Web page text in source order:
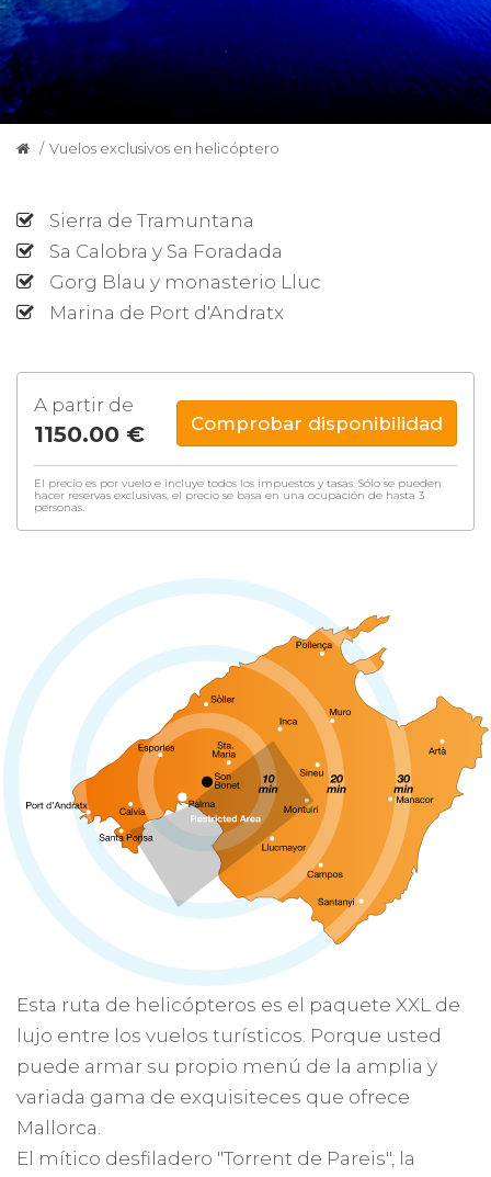
Vuelos exclusivos en helicóptero
Sierra de Tramuntana
Sa Calobra y Sa Foradada
Gorg Blau y monasterio Lluc
Marina de Port d'Andratx
A partir de
1150.00 € Comprobar disponibilidad
El precio es por vuelo e incluye todos los impuestos y tasas. Sólo se pueden
hacer reservas exclusivas, el precio se basa en una ocupación de hasta 3
personas.
Esta ruta de helicópteros es el paquete XXL de
lujo entre los vuelos turísticos. Porque usted
puede armar su propio menú de la amplia y
variada gama de exquisiteces que ofrece
Mallorca.
El mítico desfiladero "Torrent de Pareis", la